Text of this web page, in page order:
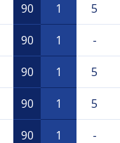
90 1 5
90 1 -
90 1 5
90 1 5
90 1 -